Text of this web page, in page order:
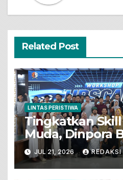
Related Post
LINTAS PERISTIWA
Tingkatkan
Muda, Dinpora
Gelar
Video Promosi
Ponsel
JUL 21, 2026